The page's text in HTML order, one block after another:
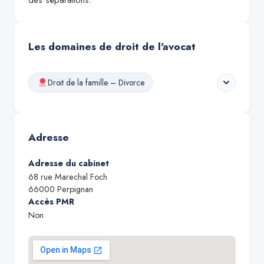
Les domaines de droit de l'avocat
Droit de la famille – Divorce
Adresse
Adresse du cabinet
68 rue Marechal Foch
66000 Perpignan
Accès PMR
Non